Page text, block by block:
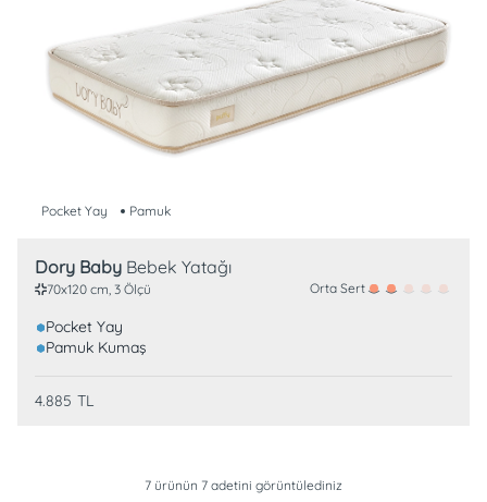
Pocket Yay Pamuk
Dory Baby Bebek Yatağı
70x120 cm, 3 Ölçü Orta Sert
Pocket Yay
Pamuk Kumaş
4.885 TL
7 ürünün 7 adetini görüntülediniz